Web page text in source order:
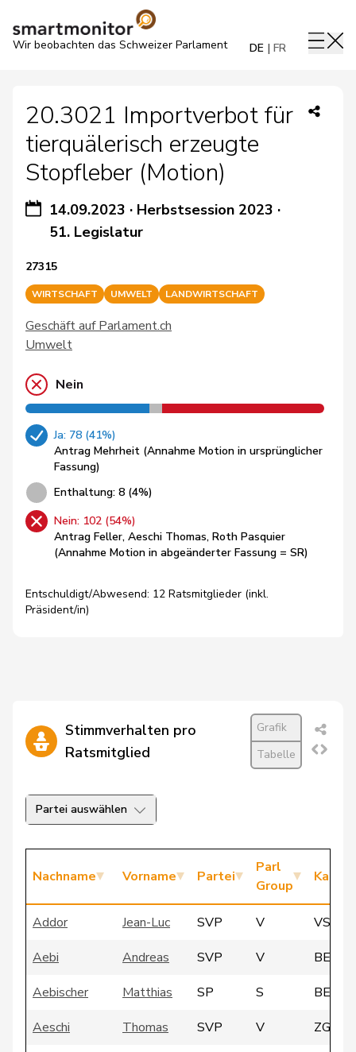
Wir beobachten das Schweizer Parlament DE FR
20.3021 Importverbot für
tierquälerisch erzeugte
Stopfleber (Motion)
14.09.2023 · Herbstsession 2023 ·
51. Legislatur
27315
WIRTSCHAFT UMWELT LANDWIRTSCHAFT
Geschäft auf Parlament.ch
Umwelt
Nein
Ja: 78 (41%)
Antrag Mehrheit (Annahme Motion in ursprünglicher
Fassung)
Enthaltung: 8 (4%)
Nein: 102 (54%)
Antrag Feller, Aeschi Thomas, Roth Pasquier
(Annahme Motion in abgeänderter Fassung = SR)
Entschuldigt/Abwesend: 12 Ratsmitglieder (inkl.
Präsident/in)
Stimmverhalten pro
Ratsmitglied
Grafik
Tabelle
Partei auswählen
Nachname Vorname Partei
Parl
Group
Addor Jean-Luc SVP V
VS
Aebi
Andreas SVP V
BE
Aebischer
Matthias SP S
BE
Aeschi
Thomas SVP V
ZG